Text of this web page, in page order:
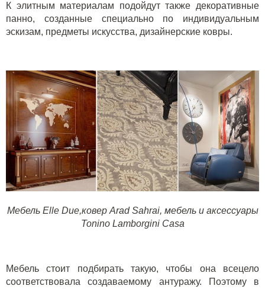
К элитным материалам подойдут также декоративные
панно, созданные специально по индивидуальным
эскизам, предметы искусства, дизайнерские ковры.
Мебель Elle Due,ковер AradSahrai, мебель и аксессуары
Tonino Lamborgini Casa
Мебель стоит подбирать такую, чтобы она всецело
соответствовала создаваемому антуражу. Поэтому в